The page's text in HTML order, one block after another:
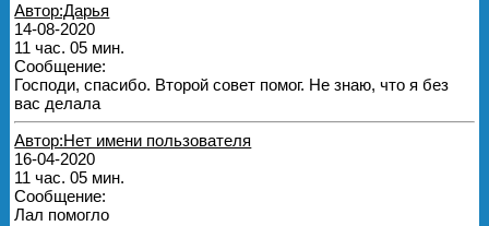
Автор:Дарья
14-08-2020
11 час. 05 мин.
Сообщение:
Господи, спасибо. Второй совет помог. Не знаю, что я без
вас делала
Автор:Нет имени пользователя
16-04-2020
11 час. 05 мин.
Сообщение:
Лал помогло